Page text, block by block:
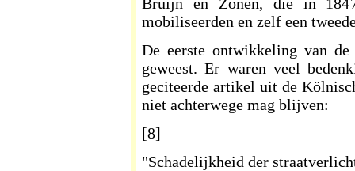
mobiliseerden en zelf een
De eerste ontwikkeling van
geweest. Er waren veel
geciteerde artikel uit de
niet achterwege mag blijven:
[8]
"Schadelijkheid der